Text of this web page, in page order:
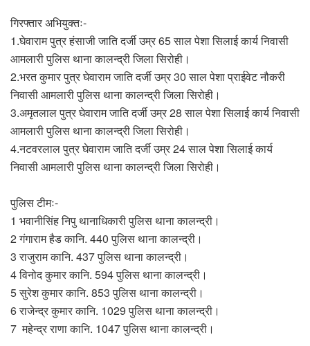
गिरफ्तार अभियुक्तः-
1.घेवाराम पुत्र हंसाजी जाति दर्जी उम्र 65 साल पेशा सिलाई कार्य निवासी
आमलारी पुलिस थाना कालन्द्री जिला सिरोही।
2.भरत कुमार पुत्र घेवाराम जाति दर्जी उम्र 30 साल पेशा प्राईवेट नौकरी
निवासी आमलारी पुलिस थाना कालन्द्री जिला सिरोही।
3.अमृतलाल पुत्र घेवाराम जाति दर्जी उम्र 28 साल पेशा सिलाई कार्य निवासी
आमलारी पुलिस थाना कालन्द्री जिला सिरोही।
4.नटवरलाल पुत्र घेवाराम जाति दर्जी उम्र 24 साल पेशा सिलाई कार्य
निवासी आमलारी पुलिस थाना कालन्द्री जिला सिरोही।
पुलिस टीमः-
1 भवानीसिंह निपु थानाधिकारी पुलिस थाना कालन्द्री।
2 गंगाराम हैड कानि. 440 पुलिस थाना कालन्द्री।
3 राजुराम कानि. 437 पुलिस थाना कालन्द्री।
4 विनोद कुमार कानि. 594 पुलिस थाना कालन्द्री।
5 सुरेश कुमार कानि. 853 पुलिस थाना कालन्द्री।
6 राजेन्द्र कुमार कानि. 1029 पुलिस थाना कालन्द्री।
7 महेन्द्र राणा कानि. 1047 पुलिस थाना कालन्द्री।